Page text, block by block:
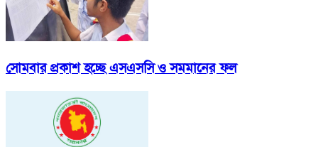
সোমবার প্রকাশ হচ্ছে এসএসসি ও সমমানের ফল